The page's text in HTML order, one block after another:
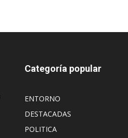
Categoría popular
ENTORNO
DESTACADAS
POLITICA